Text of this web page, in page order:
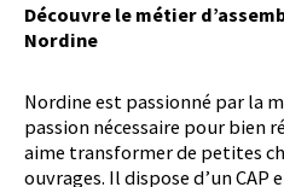
Découvre le métier
Nordine
Nordine est passionné par la
passion nécessaire pour bien
aime transformer de petites
ouvrages. Il dispose d’un CAP